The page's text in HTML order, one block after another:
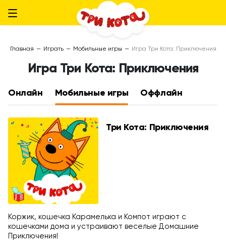
Главная — Играть — Мобильные игры — Игра Три Кота: Приключения
Игра Три Кота: Приключения
Онлайн Мобильные игры Оффлайн
Три Кота: Приключения
Коржик, кошечка Карамелька и Компот играют с
кошечками дома и устраивают веселые Домашние
Приключения!